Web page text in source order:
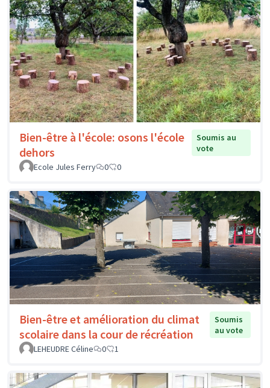
Bien-être à l'école: osons l'école
dehors
Soumis au
vote
Ecole Jules Ferry
0 0
Bien-être et amélioration du climat
scolaire dans la cour de récréation
Soumis
au vote
LEHEUDRE Céline
0 1